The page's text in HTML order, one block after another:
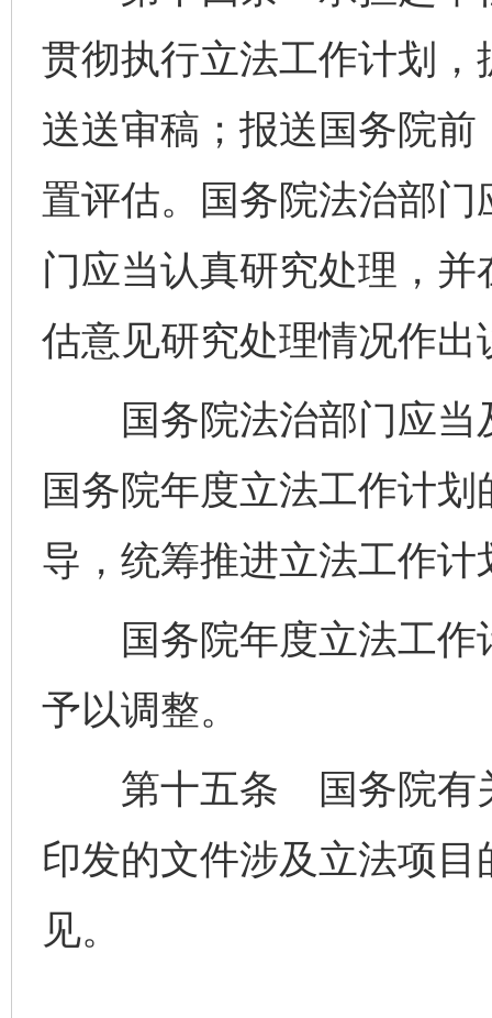
贯彻执行立法工作计划
送送审稿；报送国务院
置评估。国务院法治部
门应当认真研究处理，
估意见研究处理情况作出
国务院法治部门应当
国务院年度立法工作计
导，统筹推进立法工作计
国务院年度立法工作
予以调整。
第十五条 国务院有关
印发的文件涉及立法项
见。